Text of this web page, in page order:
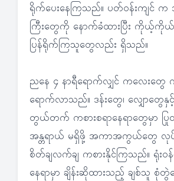
ရိုက်ပေးနေကြသည်။ ပတ်ဝန်းကျင်
ကြီးတွေကို နောက်ခံထားပြီး ကိုယ့်
ပြန်ရိုက်ကြသူတွေလည်း ရှိသည်။
ညနေ ၄ နာရီရောက်လျှင် ကလေးတွေ
ရောက်လာသည်။ ဒန်းတွေ၊ လျှောတွေ
တွယ်တက် ကစားစရာနေရာတွေမှာ ပြု
အန္တရာယ် မရှိဖို့ အကာအကွယ်တွေ လုပ်
စိတ်ချလက်ချ ကစားနိုင်ကြသည်။ ရုံးဝ
နေရာမှာ ချိန်းဆိုထားသည့် ချစ်သူ စုံ